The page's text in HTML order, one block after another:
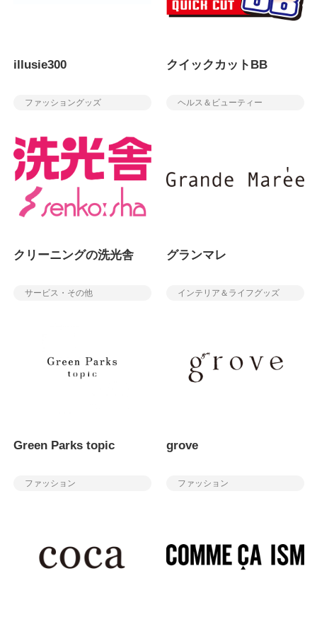
illusie300
ファッショングッズ
クイックカットBB
ヘルス＆ビューティー
クリーニングの洗光舎
サービス・その他
グランマレ
インテリア＆ライフグッズ
Green Parks topic
ファッション
grove
ファッション